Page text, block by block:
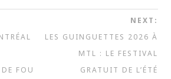
FOU
NEXT:
LES GUINGUETTES 2026 À
MTL : LE FESTIVAL
GRATUIT DE L’ÉTÉ